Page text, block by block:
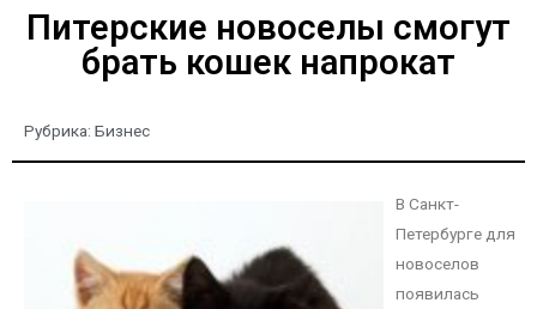
Питерские новоселы смогут
брать кошек напрокат
Рубрика: Бизнес
В Санкт-
Петербурге для
новоселов
появилась